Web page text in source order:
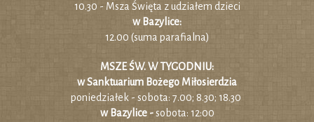
10.30 - Msza Święta z udziałem dzieci
w Bazylice:
12.00 (suma parafialna)
MSZE ŚW. W TYGODNIU:
w Sanktuarium Bożego Miłosierdzia
poniedziałek - sobota: 7.00; 8.30; 18.30
w Bazylice -sobota: 12:00